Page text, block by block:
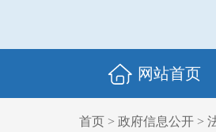
网站首页
首页> 政府信息公开>